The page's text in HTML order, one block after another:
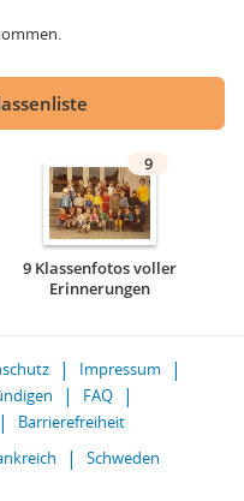
9
9 Klassenfotos voller
Erinnerungen
Impressum
FAQ
Barrierefreiheit
Schweden